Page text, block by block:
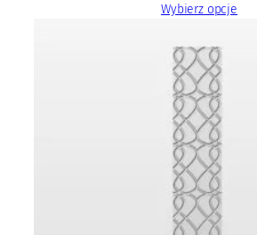
Wybierz opcje